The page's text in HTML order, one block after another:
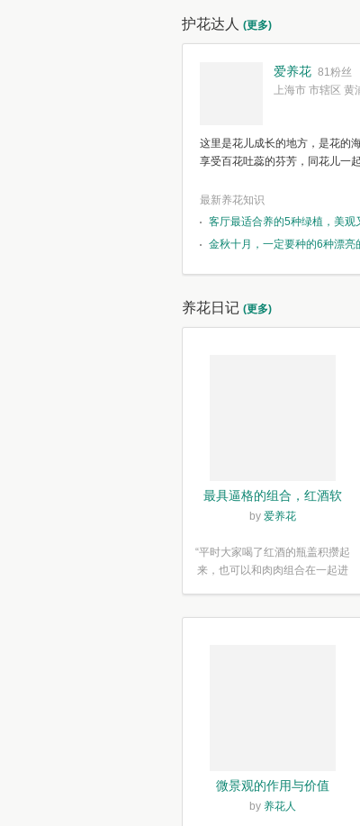
护花达人 (更多)
爱养花 81粉丝
上海市 市辖区 黄
这里是花儿成长的地方，是花的
享受百花吐蕊的芬芳，同花儿一
最新养花知识
客厅最适合养的5种绿植，美观
金秋十月，一定要种的6种漂亮
养花日记 (更多)
最具逼格的组合，红酒软
木塞diy多肉植物盆栽
by 爱养花
“平时大家喝了红酒的瓶盖积攒起
来，也可以和肉肉组合在一起进
微景观的作用与价值
by 养花人